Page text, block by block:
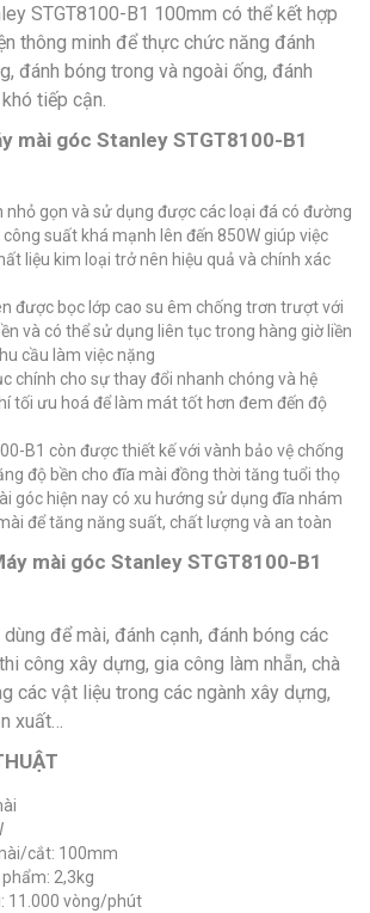
STGT8100-B1 100mm có thể kết hợp
thông minh để thực chức năng đánh
đánh bóng trong và ngoài ống, đánh
tiếp cận.
mài góc Stanley STGT8100-B1
nhỏ gọn và sử dụng được các loại đá có đường
suất khá mạnh lên đến 850W giúp việc
liệu kim loại trở nên hiệu quả và chính xác
được bọc lớp cao su êm chống trơn trượt với
và có thể sử dụng liên tục trong hàng giờ liền
cầu làm việc nặng
chính cho sự thay đổi nhanh chóng và hệ
tối ưu hoá để làm mát tốt hơn đem đến độ
B1 còn được thiết kế với vành bảo vệ chống
độ bền cho đĩa mài đồng thời tăng tuổi thọ
góc hiện nay có xu hướng sử dụng đĩa nhám
để tăng năng suất, chất lượng và an toàn
mài góc Stanley STGT8100-B1
để mài, đánh cạnh, đánh bóng các
công xây dựng, gia công làm nhẵn, chà
các vật liệu trong các ngành xây dựng,
xuất…
cắt: 100mm
2,3kg
11.000 vòng/phút